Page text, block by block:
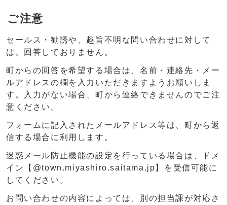
ご注意
セールス・勧誘や、趣旨不明な問い合わせに対して
は、回答しておりません。
町からの回答を希望する場合は、名前・連絡先・メー
ルアドレスの欄を入力いただきますようお願いしま
す。入力がない場合、町から連絡できませんのでご注
意ください。
フォームに記入されたメールアドレス等は、町から返
信する場合に利用します。
迷惑メール防止機能の設定を行っている場合は、ドメ
イン【@town.miyashiro.saitama.jp】を受信可能に
してください。
お問い合わせの内容によっては、別の担当課が対応さ